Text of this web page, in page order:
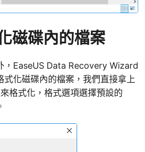
磁碟內的檔案
，EaseUS Data Recovery Wizard
式化磁碟內的檔案，我們直接拿上
格式化，格式選項選擇預設的